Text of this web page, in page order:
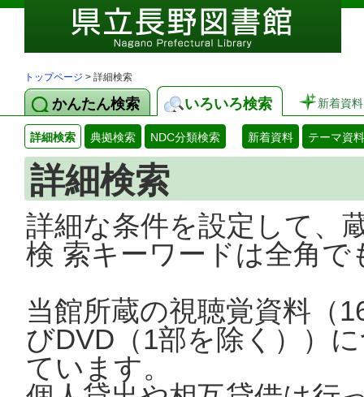
トップページ > 詳細検索
かんたん検索 いろいろ検索 新着資料
詳細検索 典拠検索 NDC分類検索 新着資料 テーマ資料
詳細検索
詳細な条件を設定して、
検 索キーワードは全角
当館所蔵の視聴覚資料（
びDVD（1部を除く））
ています。